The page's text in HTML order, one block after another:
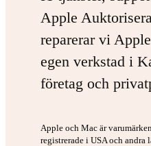
Apple
reparerar vi
egen verkstad i
företag och
Apple och Mac är
registrerade i USA och andra